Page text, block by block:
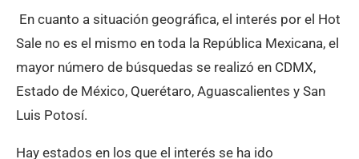
En cuanto a situación geográfica, el interés por el Hot
Sale no es el mismo en toda la República Mexicana, el
mayor número de búsquedas se realizó en CDMX,
Estado de México, Querétaro, Aguascalientes y San
Luis Potosí.
Hay estados en los que el interés se ha ido